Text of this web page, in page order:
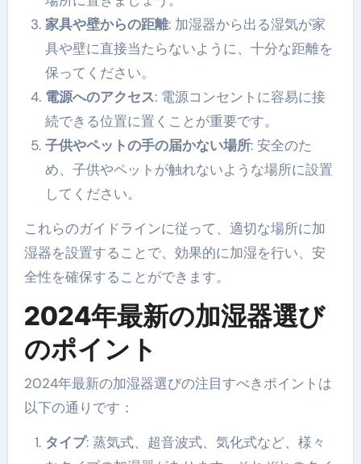
家具や壁からの距離: 加湿器から出る湿気が家
具や壁に直接当たらないように、十分な距離を
保ってください。
電源へのアクセス: 電源コンセントに容易に接
続できる位置に置くことが重要です。
子供やペットの手の届かない場所: 安全のた
め、子供やペットが触れないような場所に設置
してください。
これらのガイドラインに従って、適切な場所に加
湿器を設置することで、効果的に加湿を行い、安
全性を確保することができます。
2024年最新の加湿器選び
のポイント
2024年最新の加湿器選びの注目すべきポイントは
以下の通りです：
タイプ: 蒸気式、超音波式、気化式など、様々